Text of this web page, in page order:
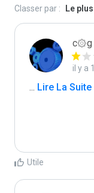
Classer par : Le
c۞g
il y a
... Lire La Suite
Utile